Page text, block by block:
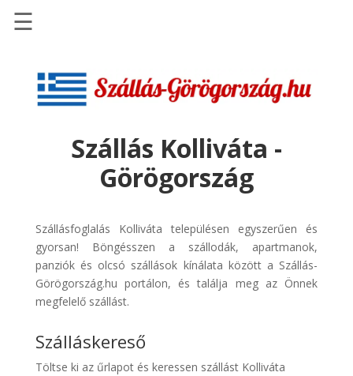
Szállások
Repülőjegy
pénzvisszatérítéssel
Discover
Cars
Transzfer
Kiwi
Taxi
☰
Szállás Kolliváta -
Görögország
Szállásfoglalás Kolliváta településen egyszerűen és
gyorsan! Böngésszen a szállodák, apartmanok,
panziók és olcsó szállások kínálata között a Szállás-
Görögország.hu portálon, és találja meg az Önnek
megfelelő szállást.
Szálláskereső
Töltse ki az űrlapot és keressen szállást Kolliváta